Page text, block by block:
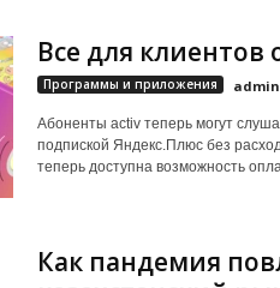
Все для клиентов
Программы и приложения admin
Абоненты activ теперь могут
подпиской Яндекс.Плюс без
теперь доступна возможность
Как пандемия